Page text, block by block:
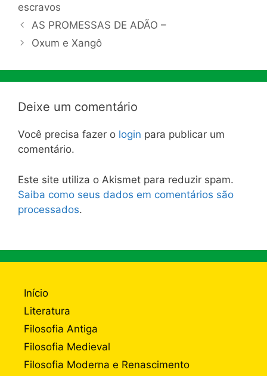
escravos
AS PROMESSAS DE ADÃO –
Oxum e Xangô
Deixe um comentário
Você precisa fazer o login para publicar um
comentário.
Este site utiliza o Akismet para reduzir spam.
Saiba como seus dados em comentários são
processados.
Início
Literatura
Filosofia Antiga
Filosofia Medieval
Filosofia Moderna e Renascimento